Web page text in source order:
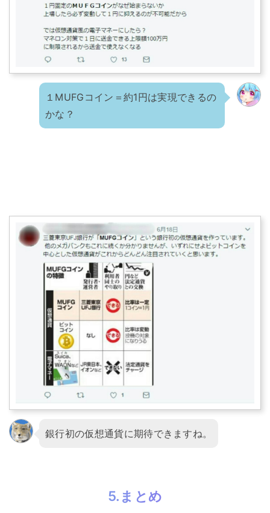
１MUFGコイン＝約1円は実現できるの
かな？
銀行初の仮想通貨に期待できますね。
5.まとめ